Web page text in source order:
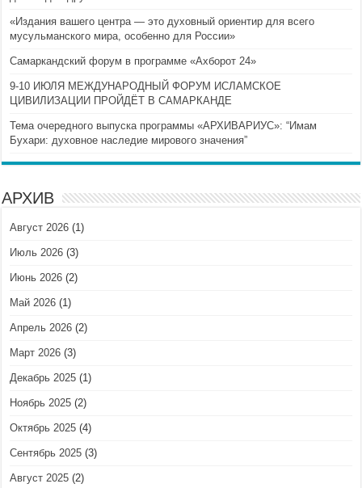
«Издания вашего центра — это духовный ориентир для всего
мусульманского мира, особенно для России»
Самаркандский форум в программе «Ахборот 24»
9-10 ИЮЛЯ МЕЖДУНАРОДНЫЙ ФОРУМ ИСЛАМСКОЕ
ЦИВИЛИЗАЦИИ ПРОЙДЁТ В САМАРКАНДЕ
Тема очередного выпуска программы «АРХИВАРИУС»: “Имам
Бухари: духовное наследие мирового значения”
АРХИВ
Август 2026 (1)
Июль 2026 (3)
Июнь 2026 (2)
Май 2026 (1)
Апрель 2026 (2)
Март 2026 (3)
Декабрь 2025 (1)
Ноябрь 2025 (2)
Октябрь 2025 (4)
Сентябрь 2025 (3)
Август 2025 (2)